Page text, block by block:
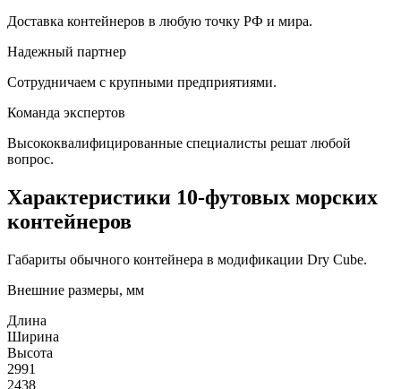
Доставка контейнеров в любую точку РФ и мира.
Надежный партнер
Сотрудничаем с крупными предприятиями.
Команда экспертов
Высококвалифицированные специалисты решат любой
вопрос.
Характеристики 10-футовых морских
контейнеров
Габариты обычного контейнера в модификации Dry Cube.
Внешние размеры, мм
Длина
Ширина
Высота
2991
2438